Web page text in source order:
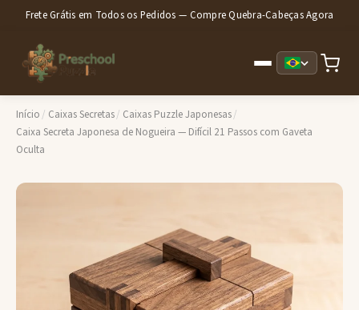
Frete Grátis em Todos os Pedidos — Compre Quebra-Cabeças Agora
Início / Caixas Secretas/ Caixas Puzzle Japonesas/
Caixa Secreta Japonesa de Nogueira — Difícil 21 Passos com Gaveta
Oculta